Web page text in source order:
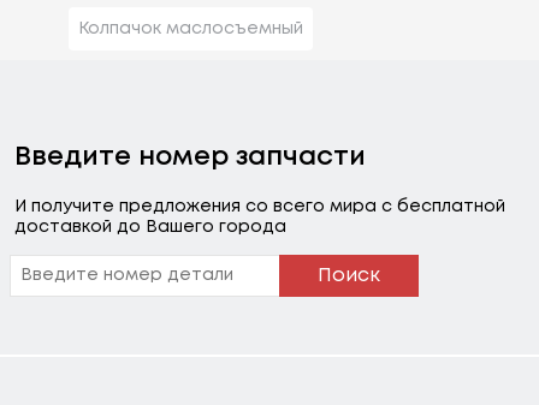
Колпачок маслосъемный
Введите номер запчасти
И получите предложения со всего мира с бесплатной
доставкой до Вашего города
Поиск